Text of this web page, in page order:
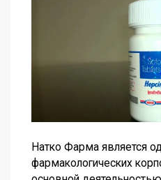
Натко Фарма является
фармакологических